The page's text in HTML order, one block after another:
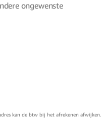
ongewenste
kan de btw bij het afrekenen afwijken.